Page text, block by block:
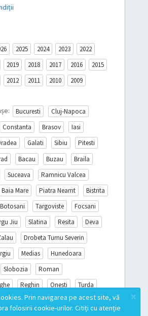
2025 2024 2023
2022
2019 2018 2017 2016
2015
2012 2011 2010 2009
Bucuresti
Cluj-Napoca
Constanta Brasov
Iasi
Galati Sibiu
Pitesti
Bacau Buzau
Braila
Suceava
Ramnicu Valcea
Baia Mare Piatra Neamt
Bistrita
Botosani Targoviste
Focsani
Jiu Slatina Resita
Deva
Drobeta Turnu Severin
Medias
Hunedoara
Slobozia
Roman
Reghin Onesti
Turda
Miercurea Ciuc
Campina
×
Prin navigarea pe acest site, vă
folosirii cookie-urilor. Citiți cu atenție